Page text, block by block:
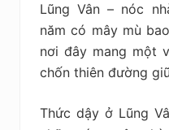
Lũng Vân – nóc
năm có mây mù
nơi đây mang một
chốn thiên đường
Thức dậy ở Lũng